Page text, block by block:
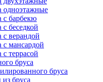
одноэтажные
с барбекю
с беседкой
с верандой
с мансардой
с террасой
бруса
бруса
бруса